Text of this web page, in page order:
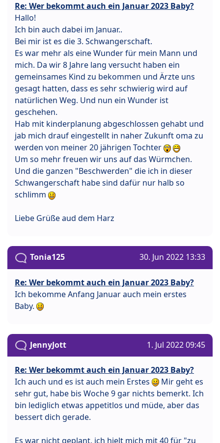
Re: Wer bekommt auch ein Januar 2023 Baby?
Hallo!
Ich bin auch dabei im Januar..
Bei mir ist es die 3. Schwangerschaft.
Es war mehr als eine Wunder für mein Mann und
mich. Da wir 8 Jahre lang versucht haben ein
gemeinsames Kind zu bekommen und Ärzte uns
gesagt hatten, dass es sehr schwierig wird auf
natürlichen Weg. Und nun ein Wunder ist
geschehen.
Hab mit kinderplanung abgeschlossen gehabt und
jab mich drauf eingestellt in naher Zukunft oma zu
werden von meiner 20 jährigen Tochter
Um so mehr freuen wir uns auf das Würmchen.
Und die ganzen "Beschwerden" die ich in dieser
Schwangerschaft habe sind dafür nur halb so
schlimm
Liebe Grüße aud dem Harz
Tonia125 30. Jun 2022 13:33
Re: Wer bekommt auch ein Januar 2023 Baby?
Ich bekomme Anfang Januar auch mein erstes
Baby.
JennyJott 1. Jul 2022 09:45
Re: Wer bekommt auch ein Januar 2023 Baby?
Ich auch und es ist auch mein Erstes
Mir geht es
sehr gut, habe bis Woche 9 gar nichts bemerkt. Ich
bin lediglich etwas appetitlos und müde, aber das
bessert dich gerade.
Es war nicht geplant, ich hielt mich mit 40 für "zu